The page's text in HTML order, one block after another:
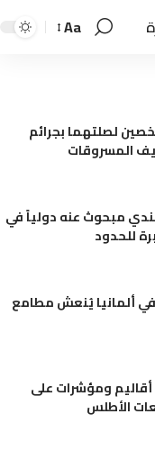
Aa
لصلتهما بجرائم
المسروقات
مبحوث عنه دولياً في
للحدود
ألمانيا يُنعش مطامع
ومؤشرات على
الأطلس